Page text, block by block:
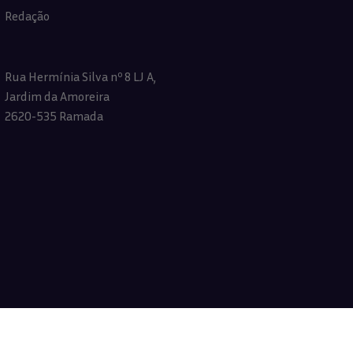
Redação
Rua Hermínia Silva nº 8 LJ A,
Jardim da Amoreira
2620-535 Ramada